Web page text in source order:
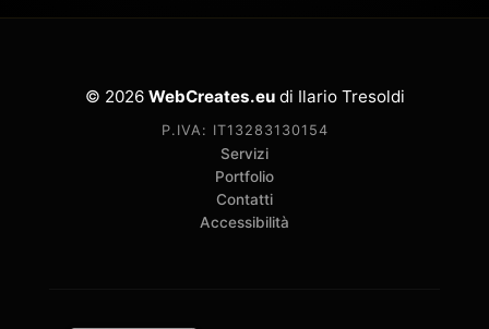
© 2026 WebCreates.eudi Ilario Tresoldi
P.IVA: IT13283130154
Servizi
Portfolio
Contatti
Accessibilità